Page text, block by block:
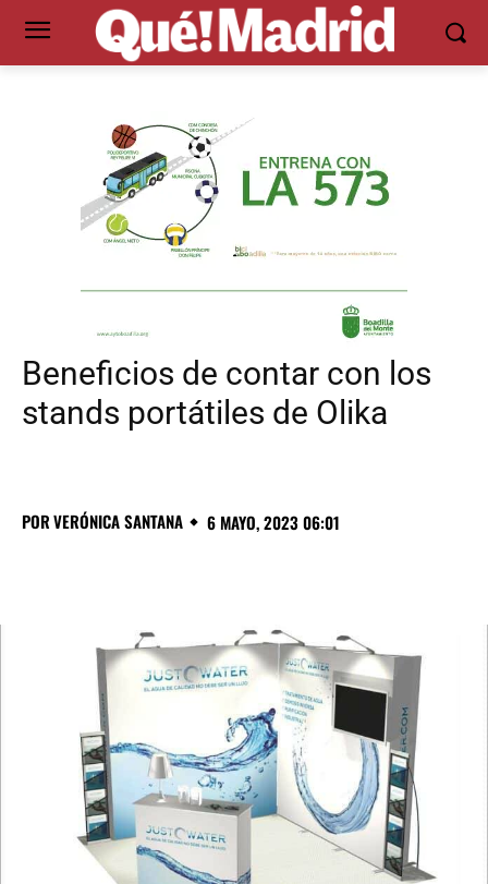
Beneficios de contar con los
stands portátiles de Olika
PORVERÓNICA SANTANA 6 MAYO, 2023 06:01